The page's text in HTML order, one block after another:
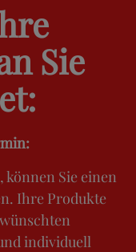
Sie
können Sie einen
Ihre Produkte
individuell